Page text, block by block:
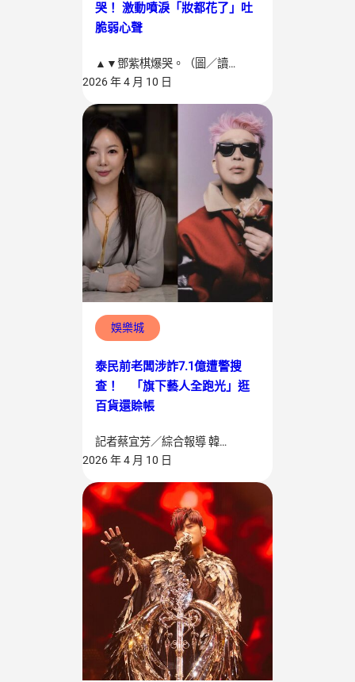
哭！ 激動噴淚「妝都花了」吐
脆弱心聲
▲▼鄧紫棋爆哭。（圖／讀…
2026 年 4 月 10 日
娛樂城
泰民前老闆涉詐7.1億遭警搜
查！ 「旗下藝人全跑光」逛
百貨還賒帳
記者蔡宜芳／綜合報導 韓…
2026 年 4 月 10 日